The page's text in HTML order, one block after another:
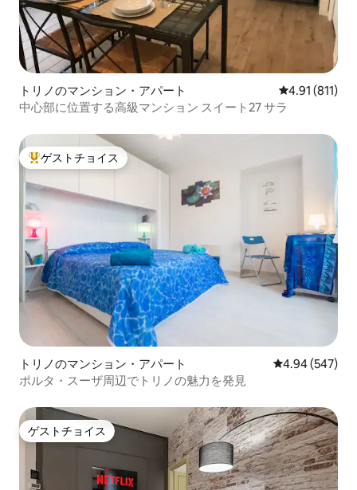
トリノのマンション・アパート レビュー811
4.91 (811)
中心部に位置する高級マンション スイート27 サラ
大好評のゲストチョイスです。
ゲストチョイス
トリノのマンション・アパート レビュー547
4.94 (547)
ポルタ・スーザ周辺でトリノの魅力を発見
ゲストチョイス
ゲストチョイス